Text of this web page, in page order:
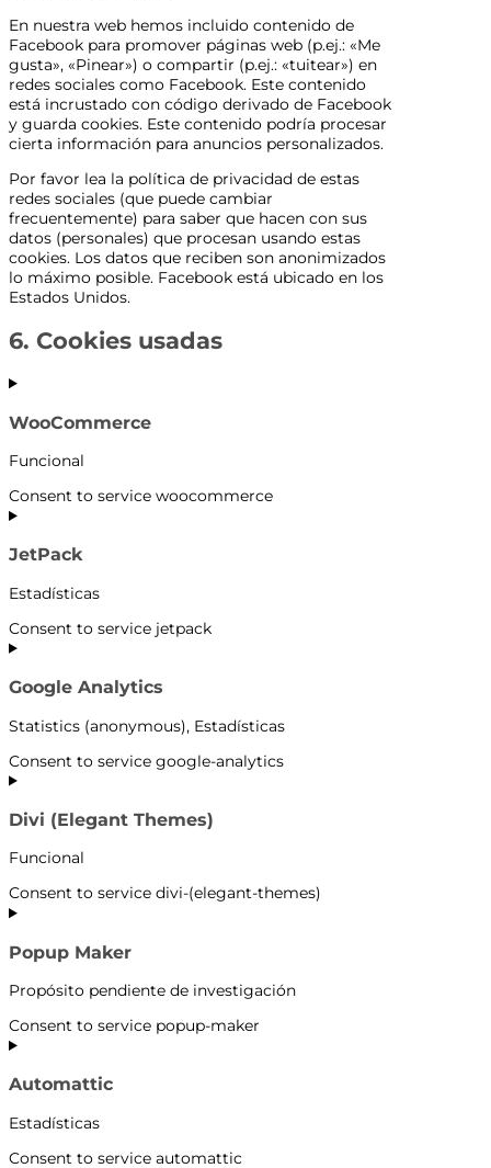
En nuestra web hemos incluido contenido de
Facebook para promover páginas web (p.ej.: «Me
gusta», «Pinear») o compartir (p.ej.: «tuitear») en
redes sociales como Facebook. Este contenido
está incrustado con código derivado de Facebook
y guarda cookies. Este contenido podría procesar
cierta información para anuncios personalizados.
Por favor lea la política de privacidad de estas
redes sociales (que puede cambiar
frecuentemente) para saber que hacen con sus
datos (personales) que procesan usando estas
cookies. Los datos que reciben son anonimizados
lo máximo posible. Facebook está ubicado en los
Estados Unidos.
6. Cookies usadas
WooCommerce
Funcional
Consent to service woocommerce
JetPack
Estadísticas
Consent to service jetpack
Google Analytics
Statistics (anonymous), Estadísticas
Consent to service google-analytics
Divi (Elegant Themes)
Funcional
Consent to service divi-(elegant-themes)
Popup Maker
Propósito pendiente de investigación
Consent to service popup-maker
Automattic
Estadísticas
Consent to service automattic